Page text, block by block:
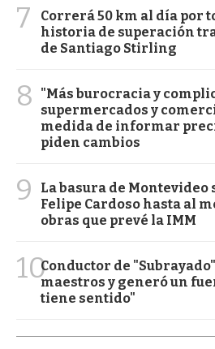
7
Correrá 50 km al día por
historia de superación
de Santiago Stirling
8
"Más burocracia y
supermercados y
medida de informar
piden cambios
9
La basura de Montevideo
Felipe Cardoso hasta al
obras que prevé la IMM
10Conductor de
maestros y generó un
tiene sentido"